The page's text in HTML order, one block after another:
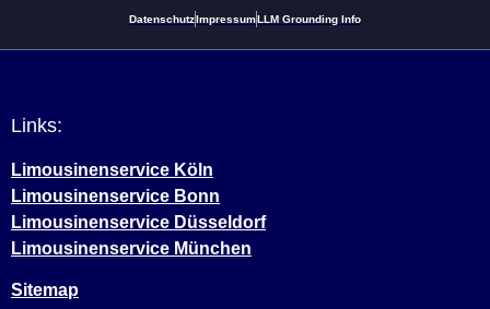
DatenschutzImpressumLLM Grounding Info
Links:
Limousinenservice Köln
Limousinenservice Bonn
Limousinenservice Düsseldorf
Limousinenservice München
Sitemap